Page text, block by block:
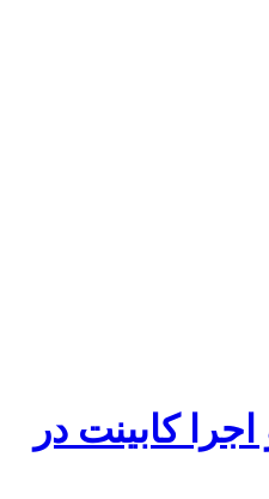
کابینت در